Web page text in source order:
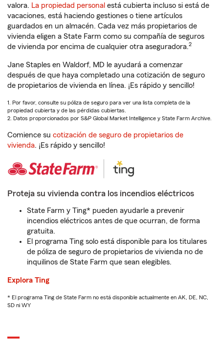
valora. La propiedad personal está cubierta incluso si está de
vacaciones, está haciendo gestiones o tiene artículos
guardados en un almacén. Cada vez más propietarios de
vivienda eligen a State Farm como su compañía de seguros
de vivienda por encima de cualquier otra aseguradora.2
Jane Staples en Waldorf, MD le ayudará a comenzar
después de que haya completado una cotización de seguro
de propietarios de vivienda en línea. ¡Es rápido y sencillo!
1. Por favor, consulte su póliza de seguro para ver una lista completa de la
propiedad cubierta y de las pérdidas cubiertas.
2. Datos proporcionados por S&P Global Market Intelligence y State Farm Archive.
Comience su cotización de seguro de propietarios de
vivienda. ¡Es rápido y sencillo!
Proteja su vivienda contra los incendios eléctricos
State Farm y Ting* pueden ayudarle a prevenir
incendios eléctricos antes de que ocurran, de forma
gratuita.
El programa Ting solo está disponible para los titulares
de póliza de seguro de propietarios de vivienda no de
inquilinos de State Farm que sean elegibles.
Explora Ting
* El programa Ting de State Farm no está disponible actualmente en AK, DE, NC,
SD ni WY